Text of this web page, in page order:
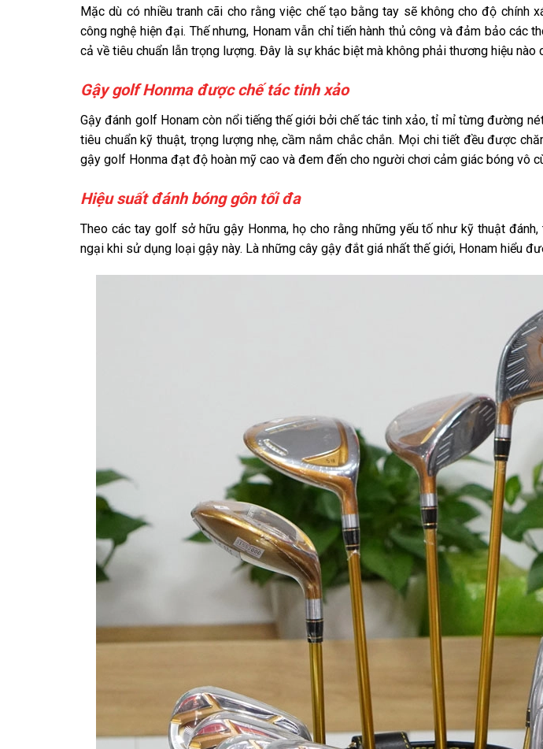
Mặc dù có nhiều tranh cãi cho rằng việc chế tạo bằng tay sẽ không cho độ chính
công nghệ hiện đại. Thế nhưng, Honam vẫn chỉ tiến hành thủ công và đảm bảo các
cả về tiêu chuẩn lẫn trọng lượng. Đây là sự khác biệt mà không phải thương hiệu nào
Gậy golf Honma được chế tác tinh xảo
Gậy đánh golf Honam còn nổi tiếng thế giới bởi chế tác tinh xảo, tỉ mỉ từng đường
tiêu chuẩn kỹ thuật, trọng lượng nhẹ, cầm nắm chắc chắn. Mọi chi tiết đều được
gậy golf Honma đạt độ hoàn mỹ cao và đem đến cho người chơi cảm giác bóng vô
Hiệu suất đánh bóng gôn tối đa
Theo các tay golf sở hữu gậy Honma, họ cho rằng những yếu tố như kỹ thuật
ngại khi sử dụng loại gậy này. Là những cây gậy đắt giá nhất thế giới, Honam hiểu